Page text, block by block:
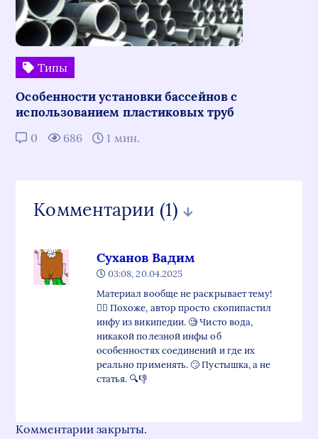
Типы
Особенности установки бассейнов с
использованием пластиковых труб
0 686 1 мин.
Комментарии (1)
Суханов Вадим
03:08, 20.04.2025
Материал вообще не раскрывает тему!
🤦‍♂️ Похоже, автор просто скопипастил
инфу из википедии. 🧐 Чисто вода,
никакой полезной инфы об
особенностях соединений и где их
реально применять. 🙄 Пустышка, а не
статья. 🔍👎
Комментарии закрыты.